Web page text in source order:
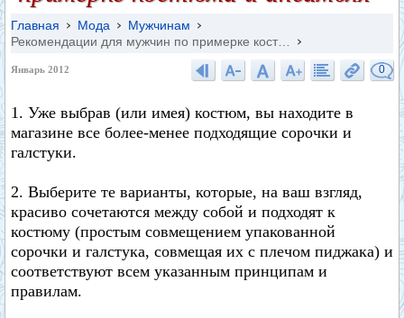
Главная Мода
Мужчинам
Рекомендации для мужчин по примерке кост…
Январь 2012 0
1. Уже выбрав (или имея) костюм, вы находите в
магазине все более-менее подходящие сорочки и
галстуки.
2. Выберите те варианты, которые, на ваш взгляд,
красиво сочетаются между собой и подходят к
костюму (простым совмещением упакованной
сорочки и галстука, совмещая их с плечом пиджака) и
соответствуют всем указанным принципам и
правилам.